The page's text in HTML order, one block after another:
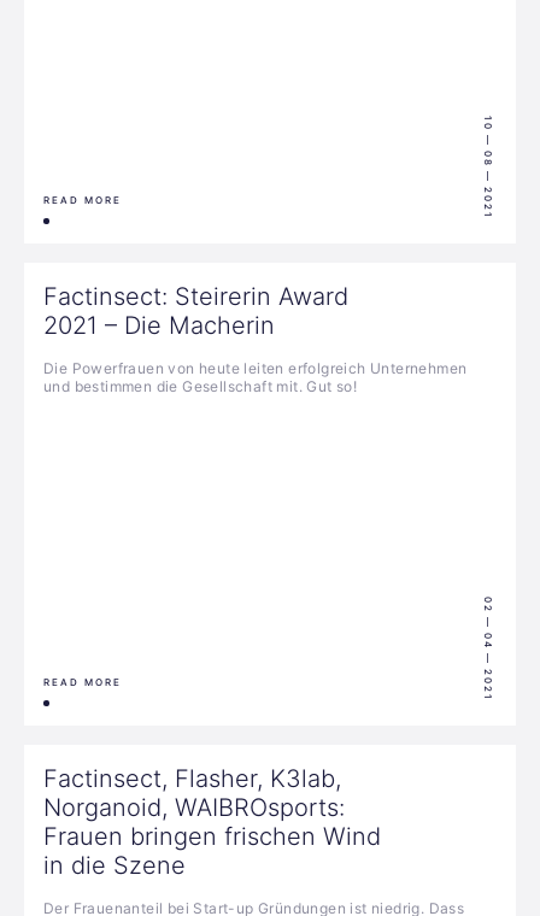
READ MORE 10 — 08 — 2021
Factinsect: Steirerin Award
2021 – Die Macherin
Die Powerfrauen von heute leiten erfolgreich Unternehmen
und bestimmen die Gesellschaft mit. Gut so!
READ MORE 02 — 04 — 2021
Factinsect, Flasher, K3lab,
Norganoid, WAIBROsports:
Frauen bringen frischen Wind
in die Szene
Der Frauenanteil bei Start-up Gründungen ist niedrig. Dass